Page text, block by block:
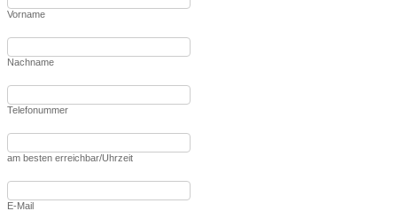
Vorname
Nachname
Telefonummer
am besten erreichbar/Uhrzeit
E-Mail